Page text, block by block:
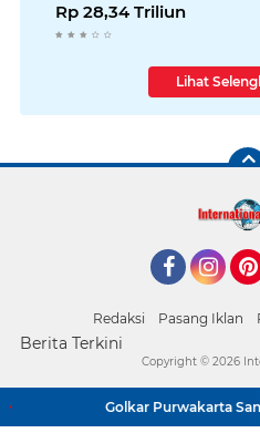
Rp 28,34 Triliun
Lihat
Redaksi Pasang Iklan
Berita Terkini
Golkar Purwakarta
Copyright © 2026